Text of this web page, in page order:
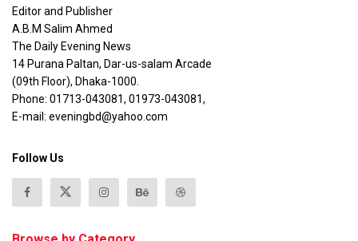
Editor and Publisher
A.B.M Salim Ahmed
The Daily Evening News
14 Purana Paltan, Dar-us-salam Arcade
(09th Floor), Dhaka-1000.
Phone: 01713-043081, 01973-043081,
E-mail: eveningbd@yahoo.com
Follow Us